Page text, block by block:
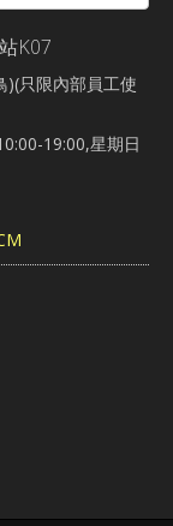
K07
)(只限內部員工使
19:00,星期日